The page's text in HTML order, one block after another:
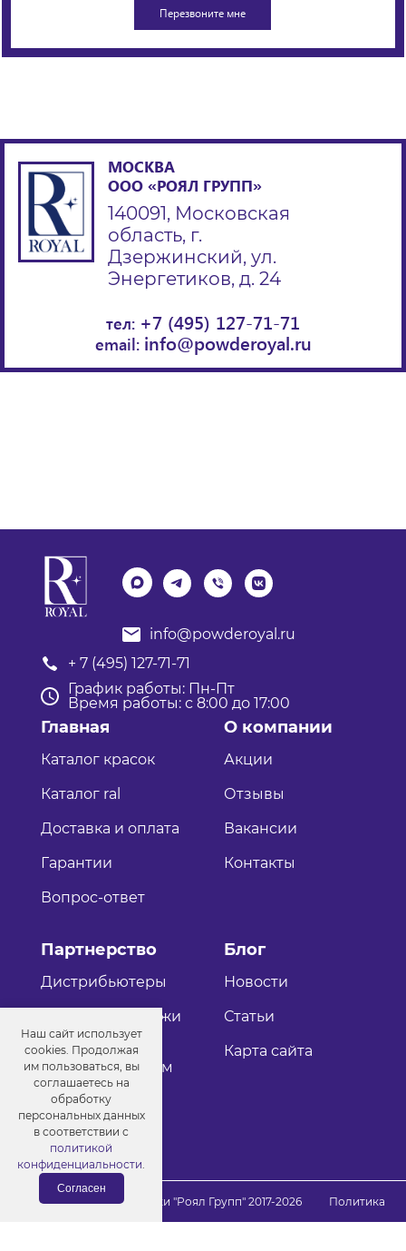
МОСКВА
ООО «РОЯЛ ГРУПП»
140091, Московская
область, г.
Дзержинский, ул.
Энергетиков, д. 24
тел: +7 (495) 127-71-71
email: info@powderoyal.ru
info@powderoyal.ru
+ 7 (495) 127-71-71
График работы: Пн-Пт
Время работы: с 8:00 до 17:00
Главная
Каталог красок
Каталог ral
Доставка и оплата
Гарантии
Вопрос-ответ
О компании
Акции
Отзывы
Вакансии
Контакты
Партнерство
Дистрибьютеры
Оптовые продажи
Как стать
дистрибьютером
Блог
Новости
Статьи
Карта сайта
© Порошковые краски "Роял Групп" 2017-2026
Политика
конфиденциальности
Наш сайт использует
cookies. Продолжая
им пользоваться, вы
соглашаетесь на
обработку
персональных данных
в соответствии с
политикой
конфиденциальности.
Согласен